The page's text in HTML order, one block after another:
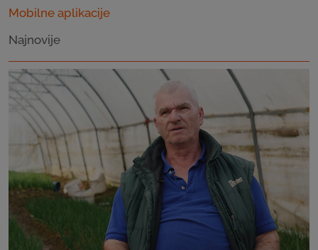
Mobilne aplikacije
Najnovije